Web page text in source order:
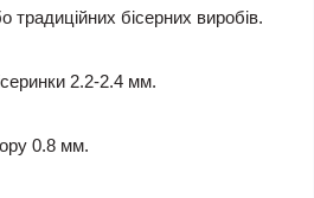
традиційних бісерних виробів.
2.2-2.4 мм.
0.8 мм.